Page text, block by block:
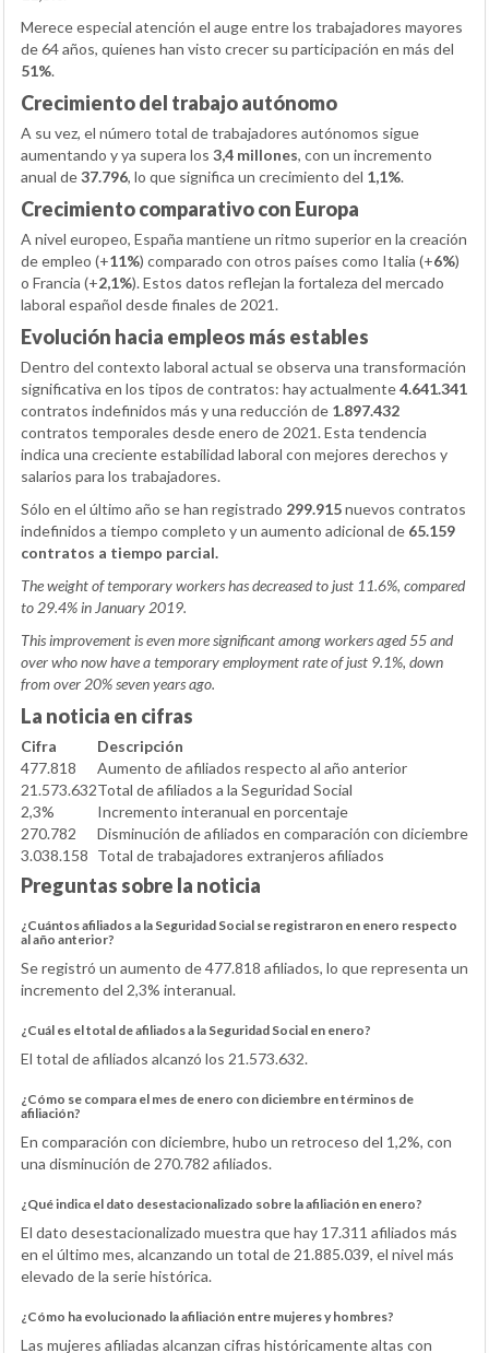
Merece especial atención el auge entre los trabajadores mayores
de 64 años, quienes han visto crecer su participación en más del
51%.
Crecimiento del trabajo autónomo
A su vez, el número total de trabajadores autónomos sigue
aumentando y ya supera los 3,4 millones, con un incremento
anual de37.796, lo que significa un crecimiento del 1,1%.
Crecimiento comparativo con Europa
A nivel europeo, España mantiene un ritmo superior en la creación
de empleo (+11%) comparado con otros países como Italia (+6%)
o Francia (+2,1%). Estos datos reflejan la fortaleza del mercado
laboral español desde finales de 2021.
Evolución hacia empleos más estables
Dentro del contexto laboral actual se observa una transformación
significativa en los tipos de contratos: hay actualmente4.641.341
contratos indefinidos más y una reducción de 1.897.432
contratos temporales desde enero de 2021. Esta tendencia
indica una creciente estabilidad laboral con mejores derechos y
salarios para los trabajadores.
Sólo en el último año se han registrado 299.915nuevos contratos
indefinidos a tiempo completo y un aumento adicional de 65.159
contratos a tiempo parcial.
The weight of temporary workers has decreased to just 11.6%, compared
to 29.4% in January 2019.
This improvement is even more significant among workers aged 55 and
over who now have a temporary employment rate of just 9.1%, down
from over 20% seven years ago.
La noticia en cifras
Cifra
Descripción
477.818
Aumento de afiliados respecto al año anterior
21.573.632Total de afiliados a la Seguridad Social
2,3%
Incremento interanual en porcentaje
270.782
Disminución de afiliados en comparación con diciembre
3.038.158 Total de trabajadores extranjeros afiliados
Preguntas sobre la noticia
¿Cuántos afiliados a la Seguridad Social se registraron en enero respecto
al año anterior?
Se registró un aumento de 477.818 afiliados, lo que representa un
incremento del 2,3% interanual.
¿Cuál es el total de afiliados a la Seguridad Social en enero?
El total de afiliados alcanzó los 21.573.632.
¿Cómo se compara el mes de enero con diciembre en términos de
afiliación?
En comparación con diciembre, hubo un retroceso del 1,2%, con
una disminución de 270.782 afiliados.
¿Qué indica el dato desestacionalizado sobre la afiliación en enero?
El dato desestacionalizado muestra que hay 17.311 afiliados más
en el último mes, alcanzando un total de 21.885.039, el nivel más
elevado de la serie histórica.
¿Cómo ha evolucionado la afiliación entre mujeres y hombres?
Las mujeres afiliadas alcanzan cifras históricamente altas con